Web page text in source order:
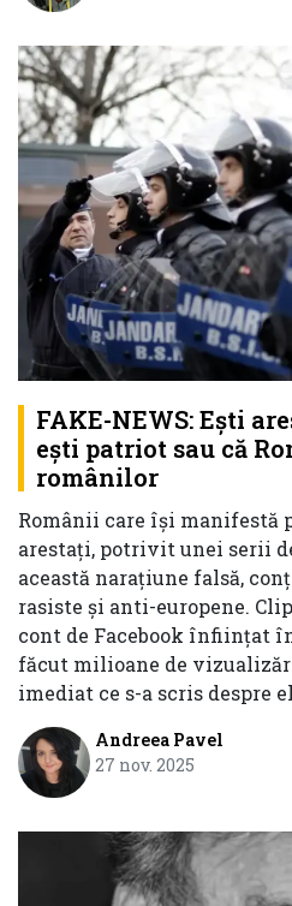
FAKE-NEWS: Ești
ești patriot sau că
românilor
Românii care își manifestă
arestați, potrivit unei serii
această narațiune falsă,
rasiste și anti-europene.
cont de Facebook înființat
făcut milioane de
imediat ce s-a scris despre
Andreea Pavel
27 nov. 2025